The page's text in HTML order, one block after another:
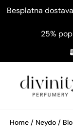
Besplatna
25%
Home / Neydo /